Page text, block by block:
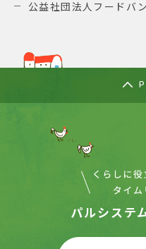
公益社団法人フードバ
パルシステ